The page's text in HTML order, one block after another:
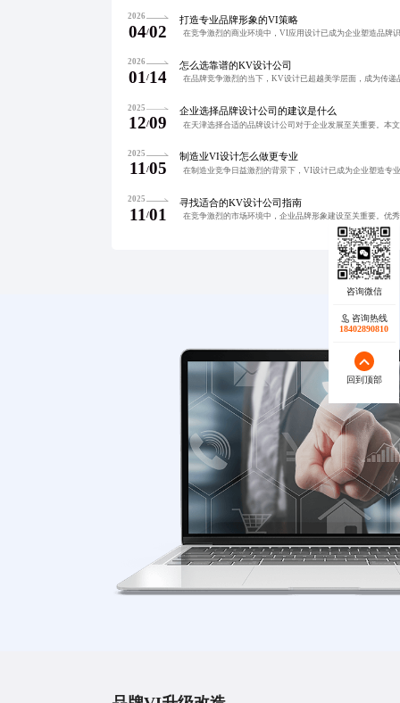
2026
04/02
打造专业品牌形象的VI策略
2026
01/14
怎么选靠谱的KV设计公司
2025
12/09
企业选择品牌设计公司的建议是什么
2025
11/05
制造业VI设计怎么做更专业
2025
11 /01
寻找适合的KV设计公司指南
咨询热线
18402890810
回到顶部